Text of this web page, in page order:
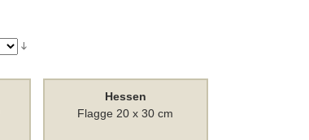
Hessen
Flagge 20 x 30 cm